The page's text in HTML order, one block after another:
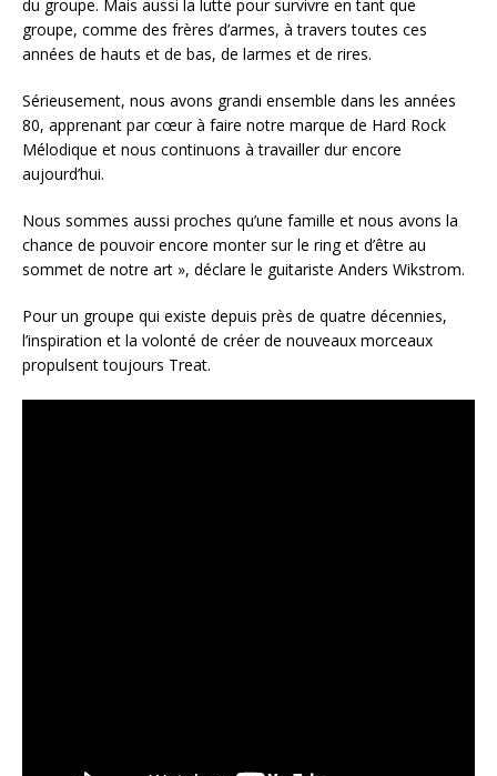
du groupe. Mais aussi la lutte pour survivre en tant que
groupe, comme des frères d’armes, à travers toutes ces
années de hauts et de bas, de larmes et de rires.
Sérieusement, nous avons grandi ensemble dans les années
80, apprenant par cœur à faire notre marque de Hard Rock
Mélodique et nous continuons à travailler dur encore
aujourd’hui.
Nous sommes aussi proches qu’une famille et nous avons la
chance de pouvoir encore monter sur le ring et d’être au
sommet de notre art », déclare le guitariste Anders Wikstrom.
Pour un groupe qui existe depuis près de quatre décennies,
l’inspiration et la volonté de créer de nouveaux morceaux
propulsent toujours Treat.